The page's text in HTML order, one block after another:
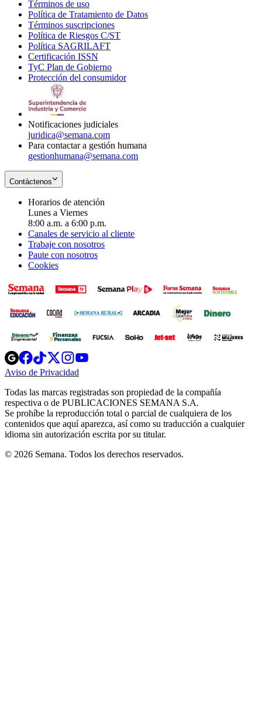
Términos de uso
in
new
window
Política de Tratamiento de Datos
Términos suscripciones
in
Política de Riesgos C/ST
Política SAGRILAFT
new
window
Certificación ISSN
in
new
TyC Plan de Gobierno
in
Protección del consumidorOpens
Notificaciones judiciales
juridica@semana.com
Para contactar a gestión humana
gestionhumana@semana.com
Contáctenos
Horarios de atención
Lunes a Viernes
8:00 a.m. a 6:00 p.m.
Canales de servicio al cliente
Trabaje con nosotros
Paute con nosotros
Cookies
Opens
in
new
Opens
in
new
Opens
in
new
window
Opens
new
windowwindow
Aviso de Privacidad
new
window
Todas las marcas registradas son propiedad de la compañía
respectiva o de PUBLICACIONES SEMANA S.A.
Se prohíbe la reproducción total o parcial de cualquiera de los
contenidos que aquí aparezca, así como su traducción a cualquier
idioma sin autorización escrita por su titular.
© 2026 Semana. Todos los derechos reservados.